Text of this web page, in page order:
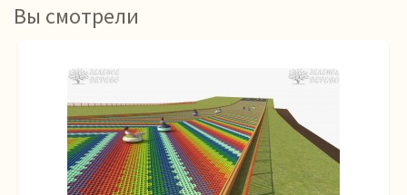
Вы смотрели